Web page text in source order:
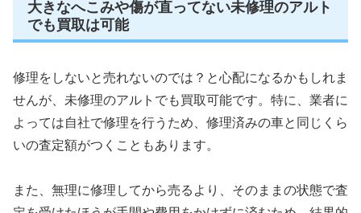
大きなへこみや傷が直ってない未修理のアルト
でも買取は可能
修理をしないと売れないのでは？と心配になるかもしれま
せんが、未修理のアルトでも買取可能です。特に、業者に
よっては自社で修理を行うため、修理済みの車と同じくら
いの査定額がつくこともあります。
また、無理に修理してから売るより、そのままの状態で査